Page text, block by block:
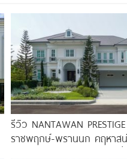
รีวิว NANTAWAN PRESTIGE
ราชพฤกษ์-พรานนก คฤหาส